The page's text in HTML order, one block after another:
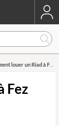
un Riad à Fez pour les vacances ?
Fez